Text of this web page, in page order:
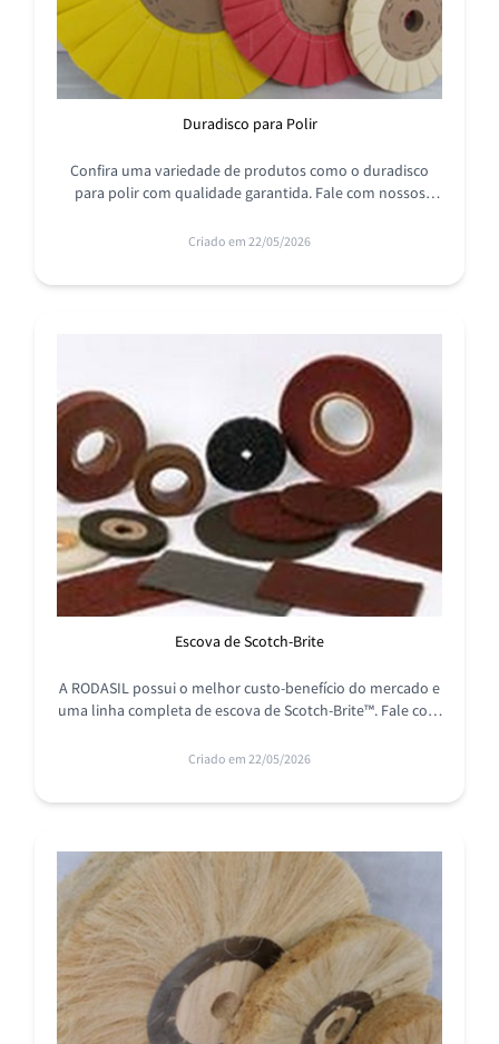
Duradisco para Polir
Confira uma variedade de produtos como o duradisco
para polir com qualidade garantida. Fale com nossos
Criado em 22/05/2026
Escova de Scotch-Brite
A RODASIL possui o melhor custo-benefício do mercado e
uma linha completa de escova de Scotch-Brite™. Fale com
Criado em 22/05/2026